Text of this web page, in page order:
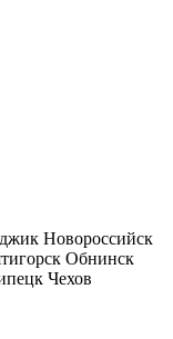
Новороссийск
Обнинск
Чехов